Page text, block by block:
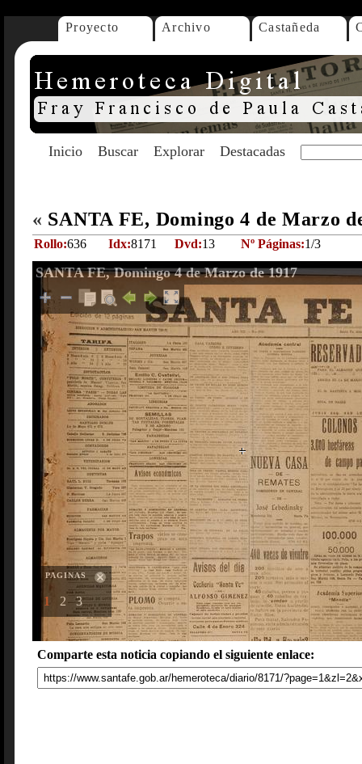
Proyecto Archivo Castañeda
Inicio Buscar Explorar Destacadas
« SANTA FE, Domingo 4 de Marzo
Rollo:636 Idx:8171 Dvd:13 Nº Páginas:1/3
SANTA FE, Domingo 4 de Marzo de 1917
PAGINAS
1 2 3
Comparte esta noticia copiando el siguiente enlace: